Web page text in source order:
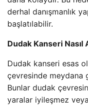
derhal danışmanlık
başlatılabilir.
Dudak Kanseri Nasıl
Dudak kanseri esas
çevresinde meydana
Bunlar dudak
yaralar iyileşmez